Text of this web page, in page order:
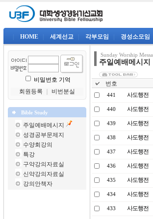
HOME 세계선교 각부모임 경성소모임
비밀번호 기억
회원등록
비번분실
Bible Study
주일예배메시지
성경공부문제지
수양회강의
특강
구약강의자료실
신약강의자료실
강의안책자
Sunday Worship
주일예배메시지
번호
441 사도행전
440 사도행전
439 사도행전
438 사도행전
437 사도행전
436 사도행전
435 사도행전
434 사도행전
433 사도행전